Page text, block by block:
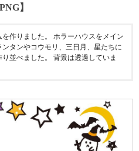
】
作りました。 ホラーハウスをメイン
タンやコウモリ、三日月、星たちに
並べました。 背景は透過していま